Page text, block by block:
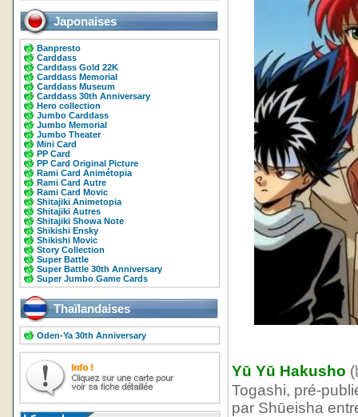
Japonaises
Banpresto
Carddass
Carddass Gold 22K
Carddass Memorial
Carddass Museum
Carddass 30th Anniversary
Hero collection
Jumbo Carddass
Jumbo Memorial
Jumbo Theater
Mini Card
PP Card
PP Card Original Picture
Rami Card Animétopia
Rami Card Autre
Rami Card Movic
Shitajiki Animetopia
Shitajiki Autres
Shitajiki Showa Note
Shikishi Ensky
Shikishi Movic
Story Collection
Super Battle
Super Battle 30th Anniversary
Super Jumbo Game Cards
Thaïlandaises
Oden-Ya 30th Anniversary
Yū Yū Hakusho
Togashi, pré-
par Shūeisha